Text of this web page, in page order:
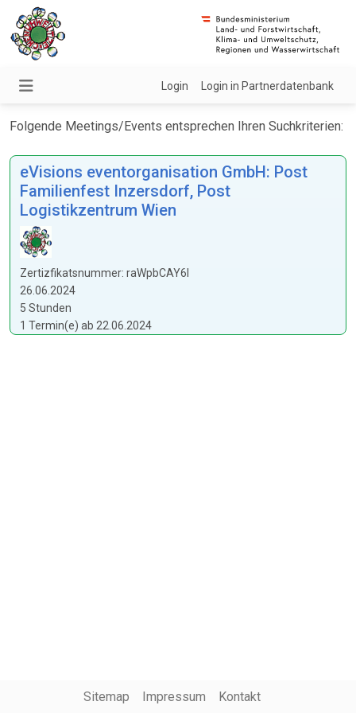
Login Login in Partnerdatenbank
Folgende Meetings/Events entsprechen Ihren Suchkriterien:
eVisions eventorganisation GmbH: Post
Familienfest Inzersdorf, Post
Logistikzentrum Wien
Zertizfikatsnummer: raWpbCAY6I
26.06.2024
5 Stunden
1 Termin(e) ab 22.06.2024
Sitemap Impressum Kontakt